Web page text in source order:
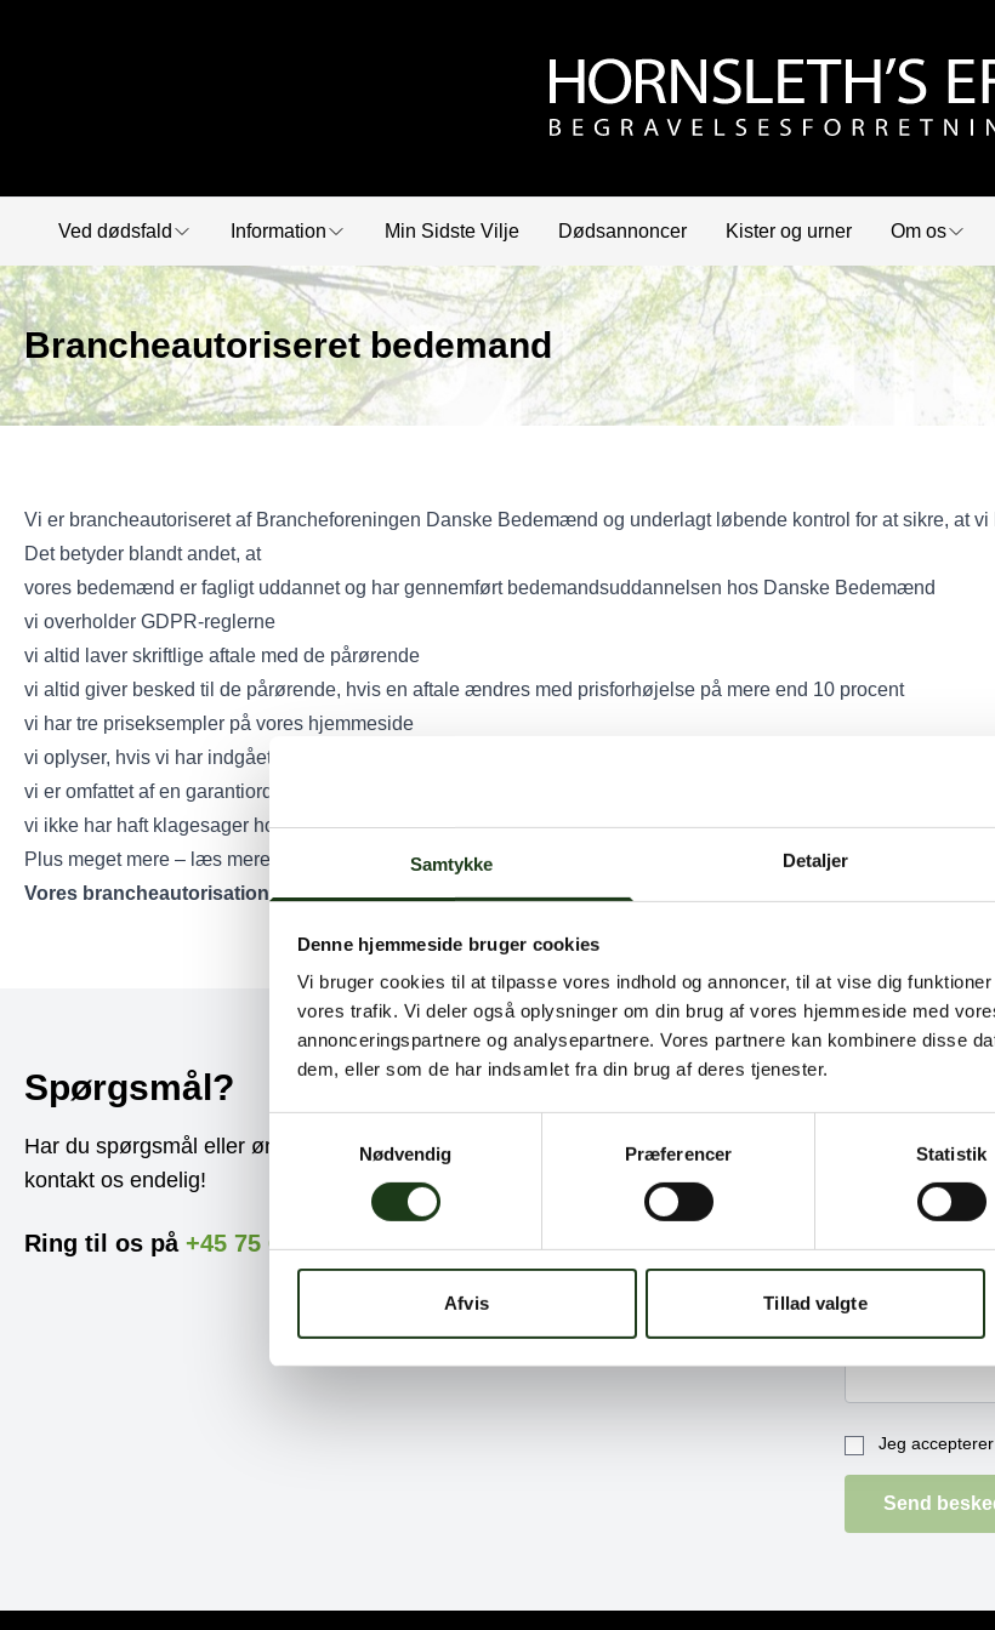
Samtykke Detaljer
Denne hjemmeside bruger cookies
Vi bruger cookies til at tilpasse vores indhold og annoncer, til at vise dig
vores trafik. Vi deler også oplysninger om din brug af vores hjemmeside med
annonceringspartnere og analysepartnere. Vores partnere kan kombinere disse
dem, eller som de har indsamlet fra din brug af deres tjenester.
Nødvendig
Præferencer Statistik
Afvis Tillad valgte
Ved dødsfald Information Min Sidste Vilje Dødsannoncer Kister og urner Om os
Brancheautoriseret bedemand
Vi er brancheautoriseret af Brancheforeningen Danske Bedemænd og underlagt løbende kontrol for at sikre, at
Det betyder blandt andet, at
vores bedemænd er fagligt uddannet og har gennemført bedemandsuddannelsen hos Danske Bedemænd
vi overholder GDPR-reglerne
vi altid laver skriftlige aftale med de pårørende
vi altid giver besked til de pårørende, hvis en aftale ændres med prisforhøjelse på mere end 10 procent
vi har tre priseksempler på vores hjemmeside
vi oplyser, hvis vi har indgået provisionsaftaler med eksempelvis blomsterhandleren, stenhuggeren eller andre
vi er omfattet af en garantiordning på 100.000 kr.
vi ikke har haft klagesager hos Nævnenes Hus de seneste tre år
Plus meget mere – læs mere på
www.bedemand.dk
Vores brancheautorisation og medlemskab af Danske Bedemænd giver dig en sikkerhed for altid veludført
Spørgsmål?
Har du spørgsmål eller ønsker du blot at høre mere om mulighederne, så
kontakt os endelig!
Ring til os på +45 75 62 10 24eller send os en besked …
Jeg accepterer
Send